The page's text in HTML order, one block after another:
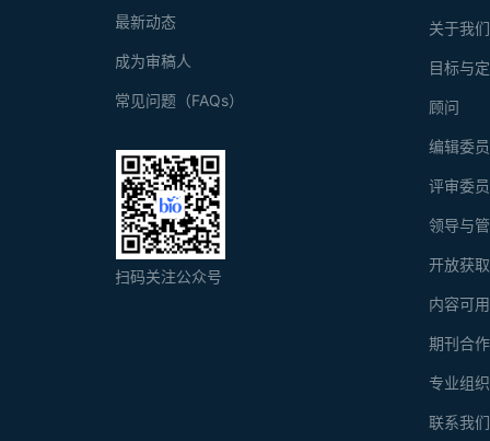
关于我们
目标与
顾问
编辑委
评审委
领导与
开放获
内容可
期刊合
专业组
联系我们
最新动态
成为审稿人
常见问题（FAQs）
扫码关注公众号